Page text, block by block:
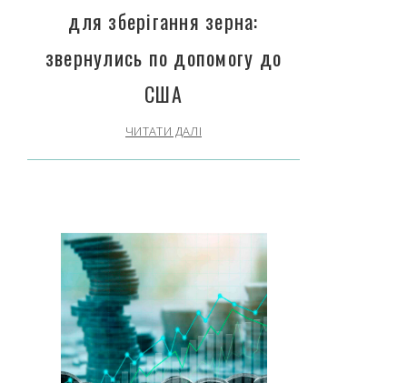
для зберігання зерна:
звернулись по допомогу до
США
ЧИТАТИ ДАЛІ